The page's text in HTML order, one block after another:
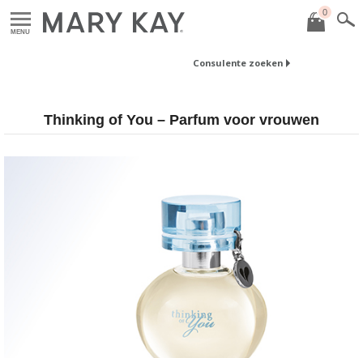
MENU
0
Consulente zoeken
Thinking of You – Parfum voor vrouwen